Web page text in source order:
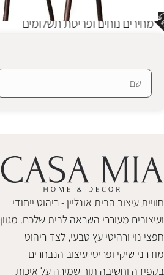
SALE
₪1,280
1,180
הוספה לסל
מחירים נוחים ופריסת תשלומים
חוויית עיצוב הבית אונליין - ריהוט ייחודי
ועיצובים מעוררי השראה לבית שלכם. מגוון
חפצי נוי ורהיטי עץ טבעי, לצד ריהוט
מודרני שיקי ופריטי עיצוב הנבחרים
בקפידה וחשיבה תוך שמירה על איכות